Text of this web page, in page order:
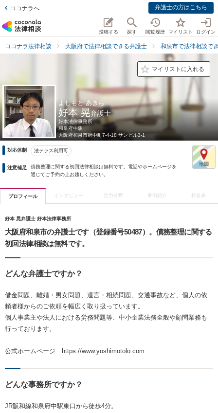
ココナラへ 弁護士の方はこちら
投稿する 探す 閲覧履歴 マイリスト ログイン
ココナラ法律相談 大阪府で法律相談できる弁護士 和泉市で法律相談で
マイリストに入れる
よしもと あきら
好本 晃弁護士
好本法律事務所
和泉府中駅
大阪府和泉市府中町7-4-18 サンビル3-1
対応体制 法テラス利用可
注意補足
債務整理に関する初回法律相談は無料です。電話やホームページを
通じてご予約の上お越しください。
プロフィール インタビュー 注力分野 事例紹介 料金表
好本 晃弁護士 好本法律事務所
大阪府和泉市の弁護士です（登録番号50487）。債務整理に関する
初回法律相談は無料です。
どんな弁護士ですか？
借金問題、離婚・男女問題、遺言・相続問題、交通事故など、個人の依
頼者様からのご依頼を幅広く取り扱っています。
個人事業主や法人における労務問題等、中小企業法務全般や顧問業務も
行っております。
公式ホームページ https://www.yoshimotolo.com
どんな事務所ですか？
JR阪和線和泉府中駅東口から徒歩4分。